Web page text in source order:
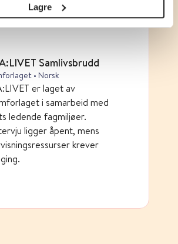
Lagre
over regler, kurs og
Samlivsbrudd
• Norsk
er laget av
i samarbeid med
ledende fagmiljøer.
ligger åpent, mens
krever